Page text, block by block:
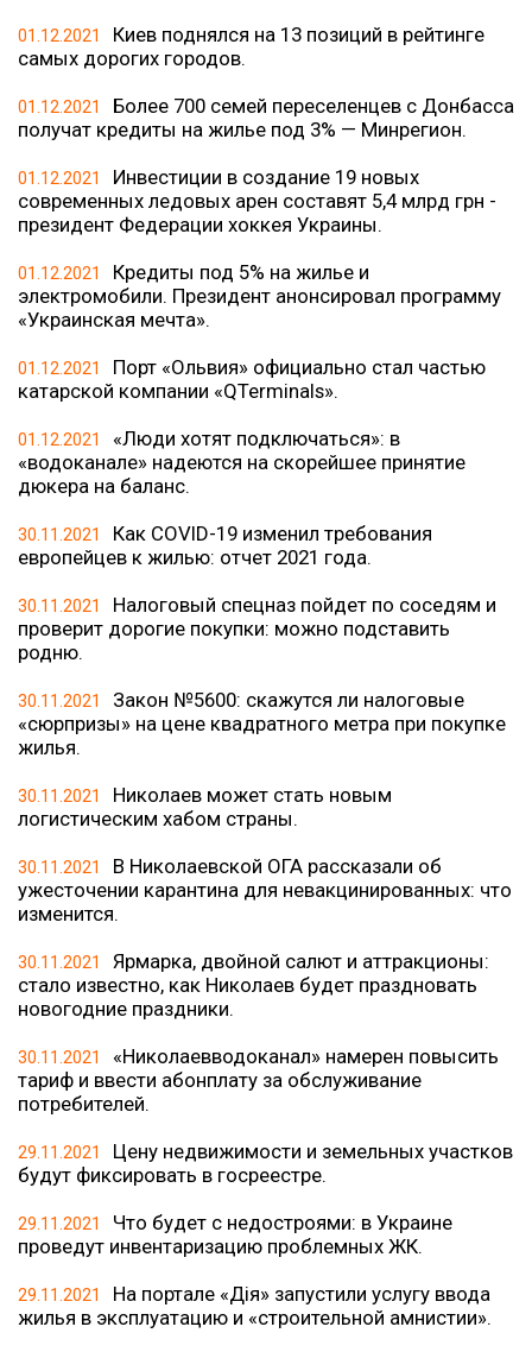
01.12.2021
Киев поднялся на 13 позиций в рейтинге
самых дорогих городов.
01.12.2021
Более 700 семей переселенцев с Донбасса
получат кредиты на жилье под 3% — Минрегион.
01.12.2021
Инвестиции в создание 19 новых
современных ледовых арен составят 5,4 млрд грн -
президент Федерации хоккея Украины.
01.12.2021
Кредиты под 5% на жилье и
электромобили. Президент анонсировал программу
«Украинская мечта».
01.12.2021
Порт «Ольвия» официально стал частью
катарской компании «QTerminals».
01.12.2021
«Люди хотят подключаться»: в
«водоканале» надеются на скорейшее принятие
дюкера на баланс.
30.11.2021
Как COVID-19 изменил требования
европейцев к жилью: отчет 2021 года.
30.11.2021
Налоговый спецназ пойдет по соседям и
проверит дорогие покупки: можно подставить
родню.
30.11.2021
Закон №5600: скажутся ли налоговые
«сюрпризы» на цене квадратного метра при покупке
жилья.
30.11.2021
Николаев может стать новым
логистическим хабом страны.
30.11.2021
В Николаевской ОГА рассказали об
ужесточении карантина для невакцинированных: что
изменится.
30.11.2021
Ярмарка, двойной салют и аттракционы:
стало известно, как Николаев будет праздновать
новогодние праздники.
30.11.2021
«Николаевводоканал» намерен повысить
тариф и ввести абонплату за обслуживание
потребителей.
29.11.2021
Цену недвижимости и земельных участков
будут фиксировать в госреестре.
29.11.2021
Что будет с недостроями: в Украине
проведут инвентаризацию проблемных ЖК.
29.11.2021
На портале «Дія» запустили услугу ввода
жилья в эксплуатацию и «строительной амнистии».